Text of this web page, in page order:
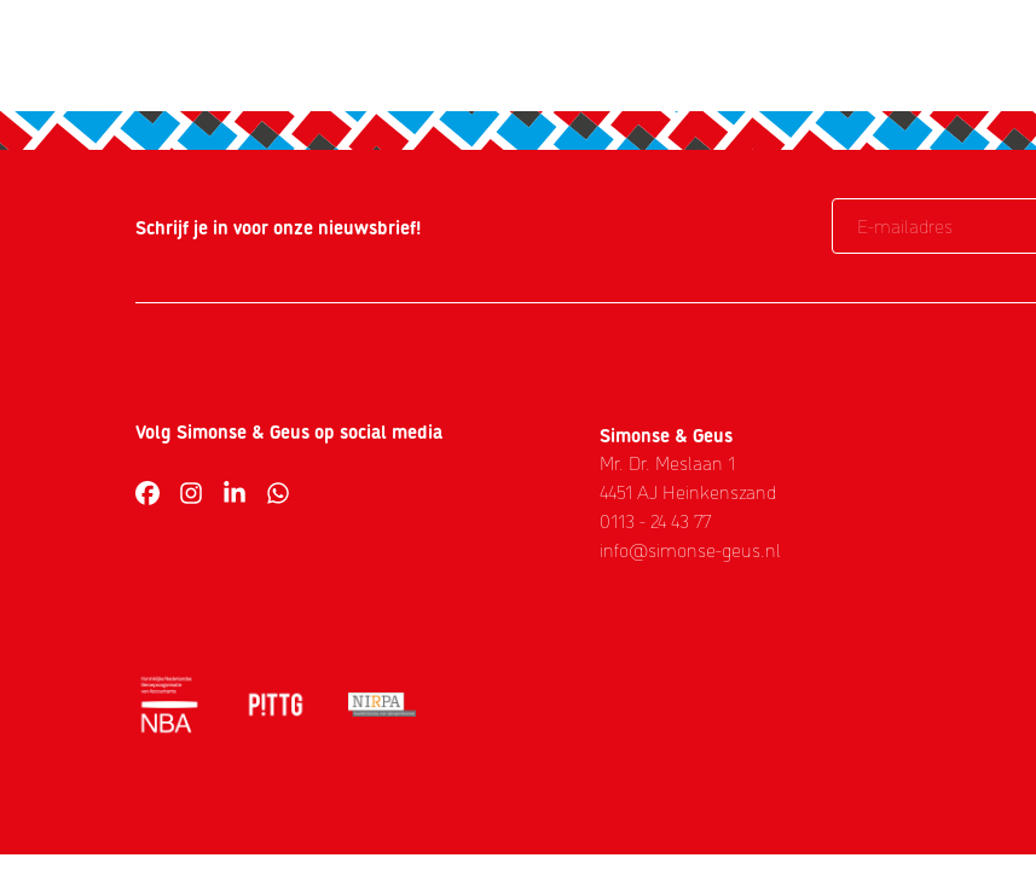
Schrijf je in voor onze nieuwsbrief!
Volg Simonse & Geus op social media Simonse & Geus
Mr. Dr. Meslaan 1
4451 AJ Heinkenszand
0113 - 24 43 77
info@simonse-geus.nl